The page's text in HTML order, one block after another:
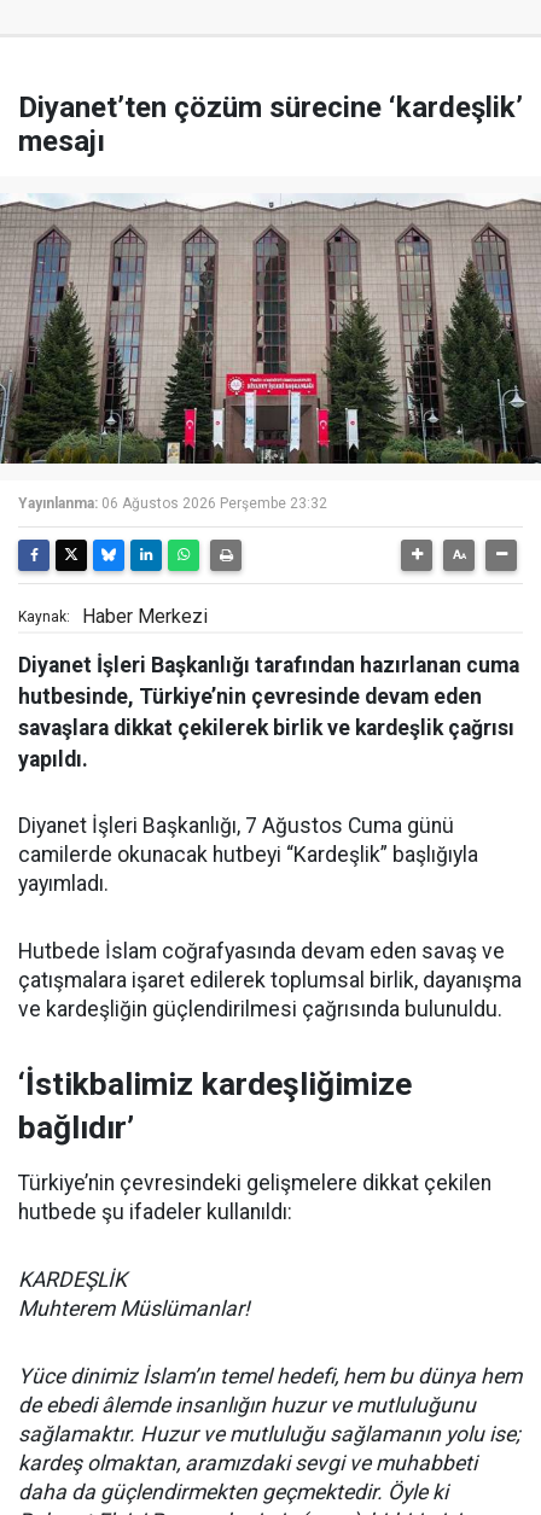
Diyanet’ten çözüm sürecine ‘kardeşlik’
mesajı
Yayınlanma: 06 Ağustos 2026 Perşembe 23:32
Kaynak: Haber Merkezi
Diyanet İşleri Başkanlığı tarafından hazırlanan cuma
hutbesinde, Türkiye’nin çevresinde devam eden
savaşlara dikkat çekilerek birlik ve kardeşlik çağrısı
yapıldı.
Diyanet İşleri Başkanlığı, 7 Ağustos Cuma günü
camilerde okunacak hutbeyi “Kardeşlik” başlığıyla
yayımladı.
Hutbede İslam coğrafyasında devam eden savaş ve
çatışmalara işaret edilerek toplumsal birlik, dayanışma
ve kardeşliğin güçlendirilmesi çağrısında bulunuldu.
‘İstikbalimiz kardeşliğimize
bağlıdır’
Türkiye’nin çevresindeki gelişmelere dikkat çekilen
hutbede şu ifadeler kullanıldı:
KARDEŞLİK
Muhterem Müslümanlar!
Yüce dinimiz İslam’ın temel hedefi, hem bu dünya hem
de ebedi âlemde insanlığın huzur ve mutluluğunu
sağlamaktır. Huzur ve mutluluğu sağlamanın yolu ise;
kardeş olmaktan, aramızdaki sevgi ve muhabbeti
daha da güçlendirmekten geçmektedir. Öyle ki